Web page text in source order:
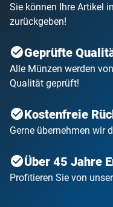
Sie können Ihre Artikel
zurückgeben!
Geprüfte
Alle Münzen werden
Qualität geprüft!
Kostenfreie
Gerne übernehmen wir
Über 45 Jahre
Profitieren Sie von